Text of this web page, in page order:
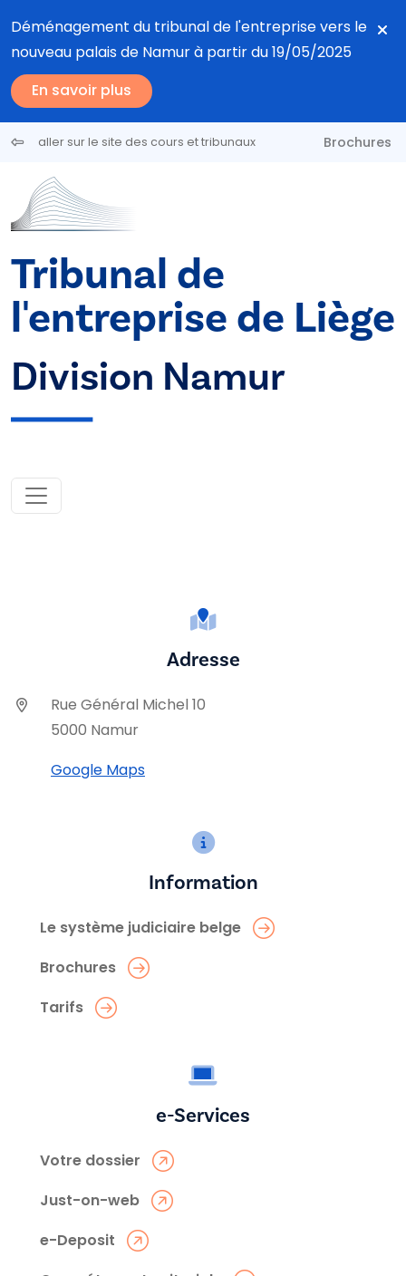
Déménagement du tribunal de l'entreprise vers le
nouveau palais de Namur à partir du 19/05/2025
En savoir plus
aller sur le site des cours et tribunaux Brochures
Tribunal de
l'entreprise de Liège
Division Namur
Adresse
Rue Général Michel 10
5000 Namur
Google Maps
Information
Le système judiciaire belge
Brochures
Tarifs
e-Services
Votre dossier
Just-on-web
e-Deposit